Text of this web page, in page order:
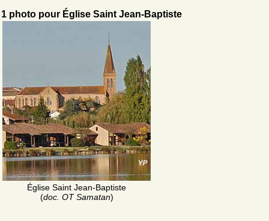
1 photo pour Église Saint Jean-Baptiste
Église Saint Jean-Baptiste
(doc. OT Samatan)